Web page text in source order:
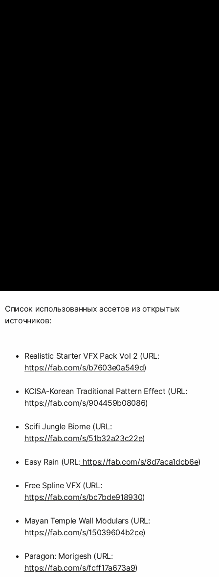
Список использованных ассетов из открытых
источников:
Realistic Starter VFX Pack Vol 2 (URL:
https://fab.com/s/b7603e0a549d)
KCISA-Korean Traditional Pattern Effect (URL:
https://fab.com/s/904459b08086)
Scifi Jungle Biome (URL:
https://fab.com/s/51b32a23c22e)
Easy Rain (URL:https://fab.com/s/8d7aca1dcb6e)
Free Spline VFX (URL:
https://fab.com/s/bc7bde918930)
Mayan Temple Wall Modulars (URL:
https://fab.com/s/15039604b2ce)
Paragon: Morigesh (URL:
https://fab.com/s/fcff17a673a9)